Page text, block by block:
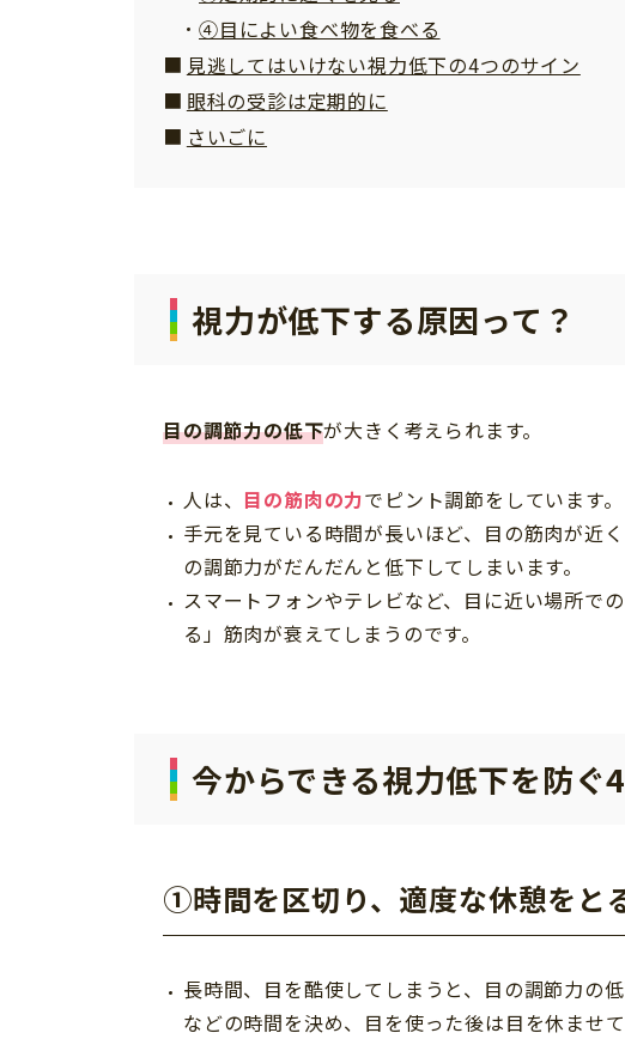
④目によい食べ物を食べる
見逃してはいけない視力低下の4つのサイン
眼科の受診は定期的に
さいごに
視力が低下する原因って？
目の調節力の低下が大きく考えられます。
人は、 目の筋肉の力でピント調節をしています。
手元を見ている時間が長いほど、目の筋肉が近
の調節力がだんだんと低下してしまいます。
スマートフォンやテレビなど、目に近い場所で
る」筋肉が衰えてしまうのです。
今からできる視力低下を防ぐ
①時間を区切り、適度な休憩をと
長時間、目を酷使してしまうと、目の調節力の
などの時間を決め、目を使った後は目を休ませて